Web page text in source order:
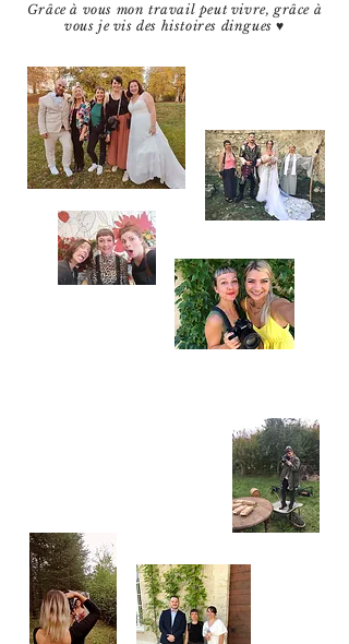
Grâce à vous mon travail peut vivre, grâce à
vous je vis des histoires dingues ♥️